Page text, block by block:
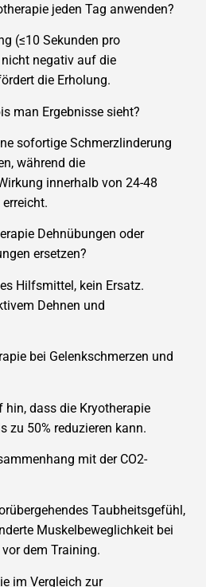
jeden Tag anwenden?
(≤10 Sekunden pro
negativ auf die
die Erholung.
man Ergebnisse sieht?
sofortige Schmerzlinderung
während die
innerhalb von 24-48
Dehnübungen oder
ersetzen?
Hilfsmittel, kein Ersatz.
Dehnen und
bei Gelenkschmerzen und
dass die Kryotherapie
zu 50% reduzieren kann.
mit der CO2-
Taubheitsgefühl,
Muskelbeweglichkeit bei
dem Training.
im Vergleich zur